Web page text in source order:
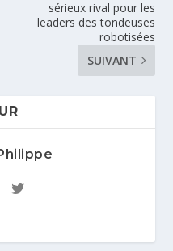
sérieux rival pour les
leaders des tondeuses
robotisées
SUIVANT